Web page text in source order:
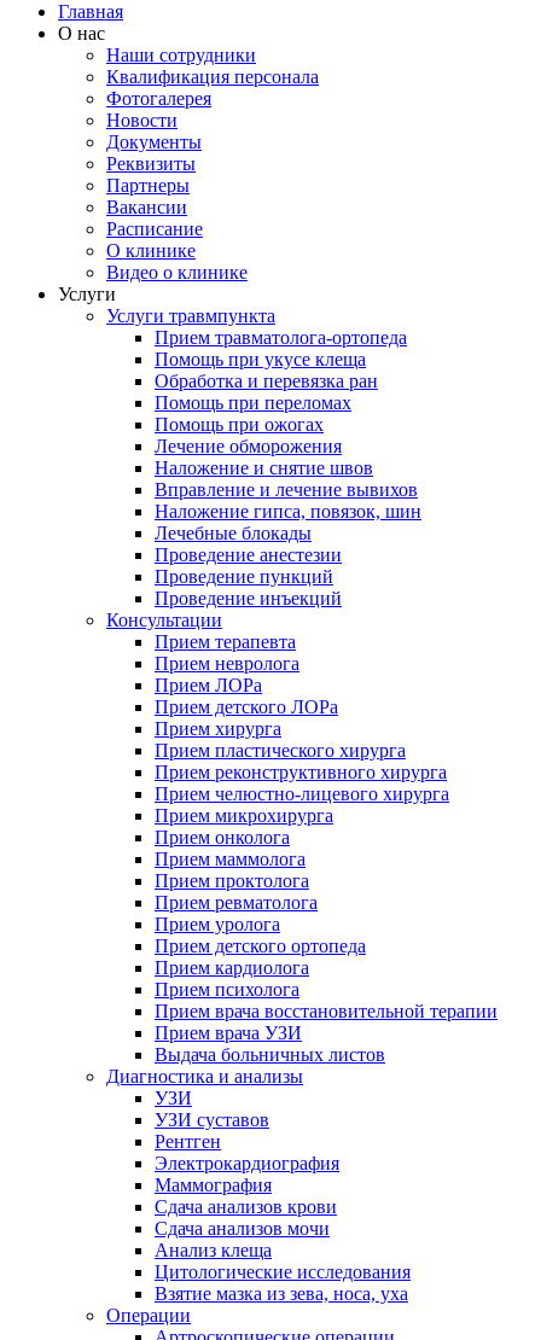
Главная
О нас
Наши сотрудники
Квалификация персонала
Фотогалерея
Новости
Документы
Реквизиты
Партнеры
Вакансии
Расписание
О клинике
Видео о клинике
Услуги
Услуги травмпункта
Прием травматолога-ортопеда
Помощь при укусе клеща
Обработка и перевязка ран
Помощь при переломах
Помощь при ожогах
Лечение обморожения
Наложение и снятие швов
Вправление и лечение вывихов
Наложение гипса, повязок, шин
Лечебные блокады
Проведение анестезии
Проведение пункций
Проведение инъекций
Консультации
Прием терапевта
Прием невролога
Прием ЛОРа
Прием детского ЛОРа
Прием хирурга
Прием пластического хирурга
Прием реконструктивного хирурга
Прием челюстно-лицевого хирурга
Прием микрохирурга
Прием онколога
Прием маммолога
Прием проктолога
Прием ревматолога
Прием уролога
Прием детского ортопеда
Прием кардиолога
Прием психолога
Прием врача восстановительной терапии
Прием врача УЗИ
Выдача больничных листов
Диагностика и анализы
УЗИ
УЗИ суставов
Рентген
Электрокардиография
Маммография
Сдача анализов крови
Сдача анализов мочи
Анализ клеща
Цитологические исследования
Взятие мазка из зева, носа, уха
Операции